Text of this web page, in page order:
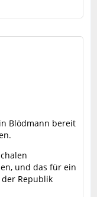
Blödmann bereit
und das für ein
Republik